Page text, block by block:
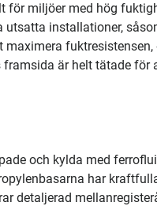
för miljöer med hög
installationer,
är helt tätade
och kylda med
har
detaljerad